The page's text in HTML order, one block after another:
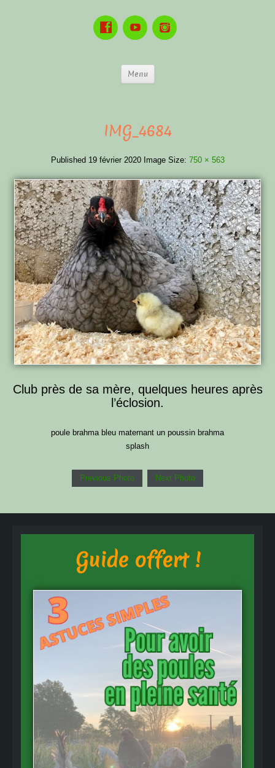
Menu
IMG_4684
Published 19 février 2020 Image Size: 750 × 563
Club près de sa mère, quelques heures après
l’éclosion.
poule brahma bleu maternant un poussin brahma
splash
Previous Photo Next Photo
Guide offert !